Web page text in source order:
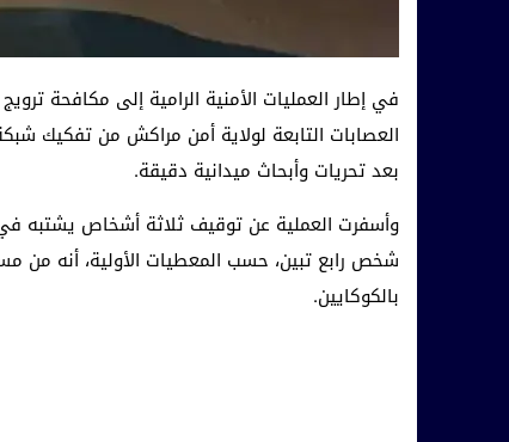
في إطار العمليات الأمنية الرامية إلى مكافحة
العصابات التابعة لولاية أمن مراكش من تفكيك
بعد تحريات وأبحاث ميدانية دقيقة.
وأسفرت العملية عن توقيف ثلاثة أشخاص يشتبه
شخص رابع تبين، حسب المعطيات الأولية، أنه من
بالكوكايين.